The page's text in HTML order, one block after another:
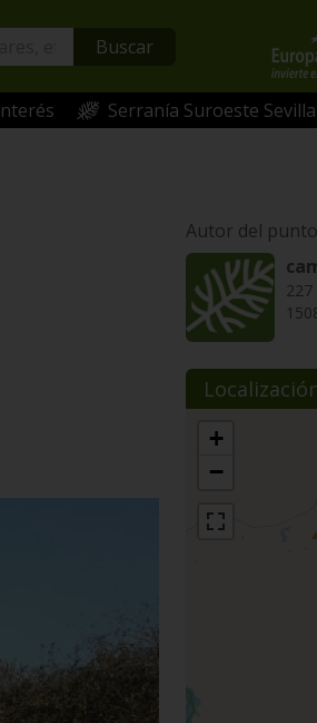
Buscar
Serranía Suroeste
Autor del
+
−